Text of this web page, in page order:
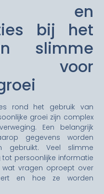
en
bij het
slimme
voor
rond het gebruik van
groei zijn complex
Een belangrijk
gegevens worden
gebruikt. Veel slimme
persoonlijke informatie
wat vragen oproept over
en hoe ze worden